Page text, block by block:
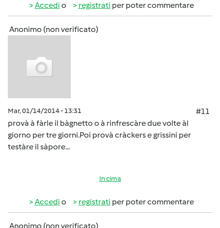
Accedi o registrati per poter commentare
Anonimo (non verificato)
Mar, 01/14/2014 - 13:31
#11
provà à fàrle il bàgnetto o à rinfrescàre due volte àl
giorno per tre giorni.Poi provà cràckers e grissini per
testàre il sàpore...
In cima
Accedi o registrati per poter commentare
Anonimo (non verificato)